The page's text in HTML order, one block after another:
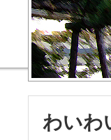
わいわ